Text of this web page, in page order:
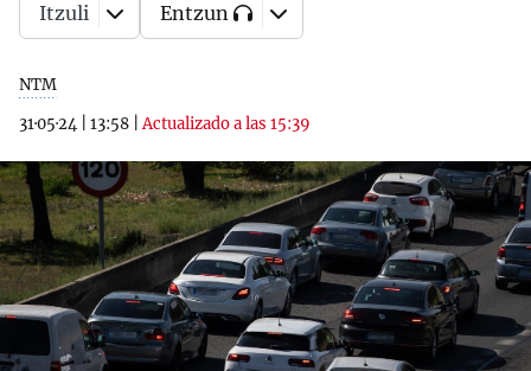
NTM
31·05·24
13:58 |Actualizado a las 15:39
Itzuli Entzun